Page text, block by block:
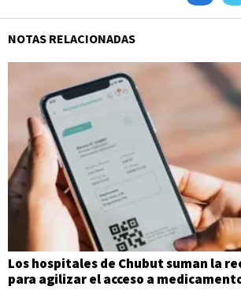
NOTAS RELACIONADAS
Los hospitales de Chubut suman la
para agilizar el acceso a